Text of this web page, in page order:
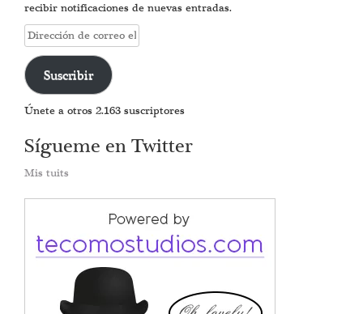
recibir notificaciones de nuevas entradas.
Dirección
de
correo
electrónico
Suscribir
Únete a otros 2.163 suscriptores
Sígueme en Twitter
Mis tuits